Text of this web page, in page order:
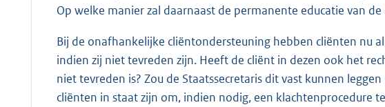
Op welke manier zal daarnaast de permanente educatie van
Bij de onafhankelijke cliëntondersteuning hebben cliënten nu
indien zij niet tevreden zijn. Heeft de cliënt in dezen ook het
niet tevreden is? Zou de Staatssecretaris dit vast kunnen
cliënten in staat zijn om, indien nodig, een klachtenprocedure